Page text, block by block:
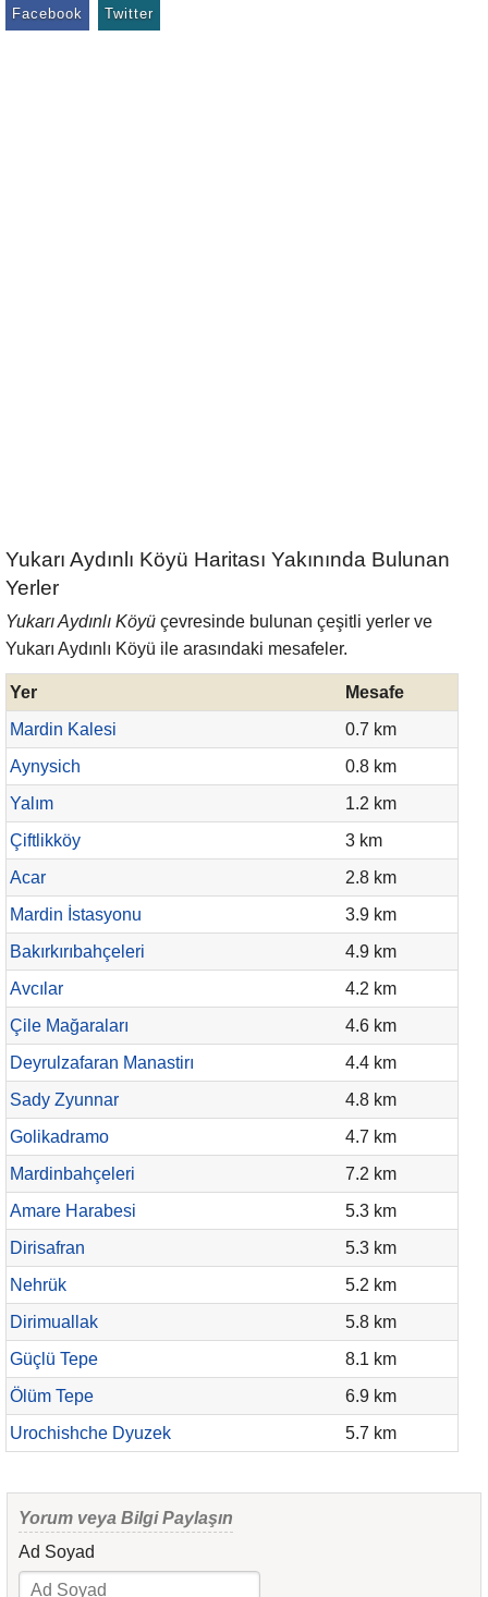
Facebook Twitter
Yukarı Aydınlı Köyü Haritası Yakınında Bulunan
Yerler
Yukarı Aydınlı Köyü çevresinde bulunan çeşitli yerler ve
Yukarı Aydınlı Köyü ile arasındaki mesafeler.
Yer
Mesafe
Mardin Kalesi
0.7 km
Aynysich
0.8 km
Yalım
1.2 km
Çiftlikköy
3 km
Acar
2.8 km
Mardin İstasyonu
3.9 km
Bakırkırıbahçeleri
4.9 km
Avcılar
4.2 km
Çile Mağaraları
4.6 km
Deyrulzafaran Manastirı
4.4 km
Sady Zyunnar
4.8 km
Golikadramo
4.7 km
Mardinbahçeleri
7.2 km
Amare Harabesi
5.3 km
Dirisafran
5.3 km
Nehrük
5.2 km
Dirimuallak
5.8 km
Güçlü Tepe
8.1 km
Ölüm Tepe
6.9 km
Urochishche Dyuzek
5.7 km
Yorum veya Bilgi Paylaşın
Ad Soyad